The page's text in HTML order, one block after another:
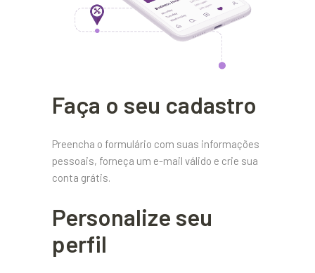
Faça o seu cadastro
Preencha o formulário com suas informações
pessoais, forneça um e-mail válido e crie sua
conta grátis.
Personalize seu
perfil